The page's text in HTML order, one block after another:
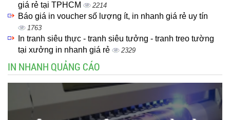
giá rẻ tại TPHCM
2214
Báo giá in voucher số lượng ít, in nhanh giá rẻ uy tín
1763
In tranh siêu thực - tranh siêu tưởng - tranh treo tường
tại xưởng in nhanh giá rẻ
2329
IN NHANH QUẢNG CÁO